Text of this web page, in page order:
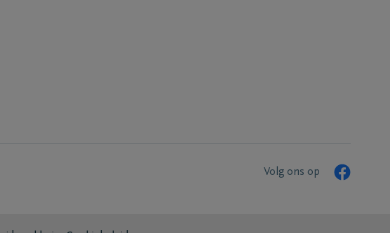
Volg ons op